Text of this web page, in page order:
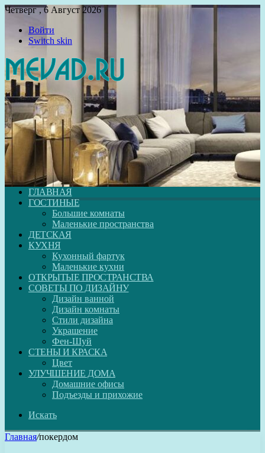
Четверг , 6 Август 2026
Войти
Switch skin
ГЛАВНАЯ
ГОСТИНЫЕ
Большие комнаты
Маленькие пространства
ДЕТСКАЯ
КУХНЯ
Кухонный фартук
Маленькие кухни
ОТКРЫТЫЕ ПРОСТРАНСТВА
СОВЕТЫ ПО ДИЗАЙНУ
Дизайн ванной
Дизайн комнаты
Стили дизайна
Украшение
Фен-Шуй
СТЕНЫ И КРАСКА
Цвет
УЛУЧШЕНИЕ ДОМА
Домашние офисы
Подъезды и прихожие
Искать
Главная/покердом